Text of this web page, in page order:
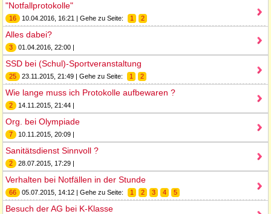
"Notfallprotokolle"
16 10.04.2016, 16:21 | Gehe zu Seite: 1 2
Alles dabei?
3 01.04.2016, 22:00 |
SSD bei (Schul)-Sportveranstaltung
25 23.11.2015, 21:49 | Gehe zu Seite: 1 2
Wie lange muss ich Protokolle aufbewaren ?
2 14.11.2015, 21:44 |
Org. bei Olympiade
7 10.11.2015, 20:09 |
Sanitätsdienst Sinnvoll ?
2 28.07.2015, 17:29 |
Verhalten bei Notfällen in der Stunde
66 05.07.2015, 14:12 | Gehe zu Seite: 1 2 3 4 5
Besuch der AG bei K-Klasse